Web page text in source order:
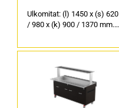
Ulkomitat: (l) 1450 x (s) 620
/ 980 x (k) 900 / 1370 mm.
1/1.
(kuvassa), tammi, tumma
tammi, pähkinä, pyökki,
koivu ja valkoinen.
4-kääntyvää pyörää, joista